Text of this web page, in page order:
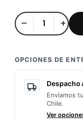
Espejos
para
MT-
03
similares)
cantidad
– +
OPCIONES DE
Despacho
Enviamos
Chile.
Ver